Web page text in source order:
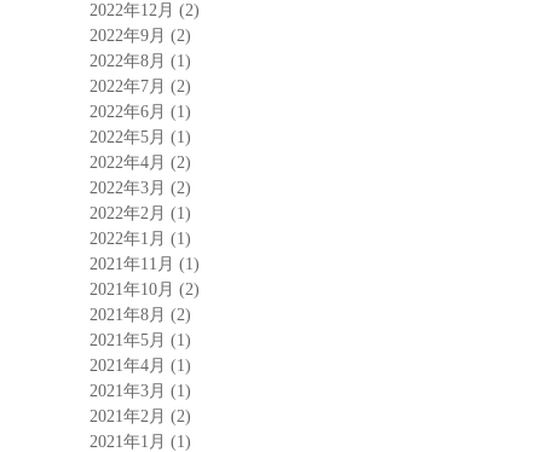
2022年12月 (2)
2022年9月 (2)
2022年8月 (1)
2022年7月 (2)
2022年6月 (1)
2022年5月 (1)
2022年4月 (2)
2022年3月 (2)
2022年2月 (1)
2022年1月 (1)
2021年11月 (1)
2021年10月 (2)
2021年8月 (2)
2021年5月 (1)
2021年4月 (1)
2021年3月 (1)
2021年2月 (2)
2021年1月 (1)